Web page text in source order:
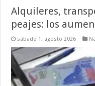
Alquileres,
peajes: los
sábado 1, agosto 2026